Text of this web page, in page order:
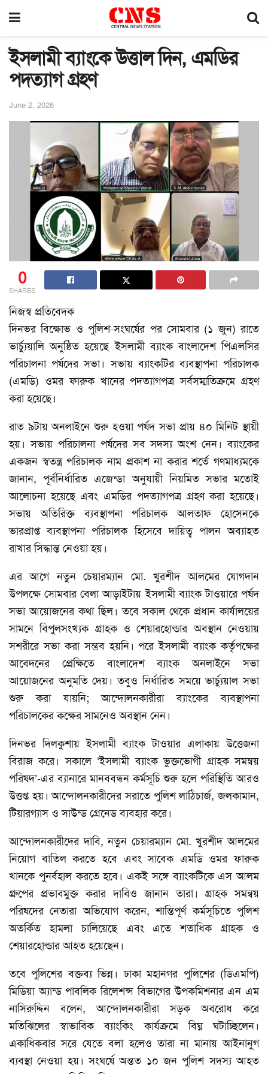
ইসলামী ব্যাংকে উত্তাল দিন, এমডির
পদত্যাগ গ্রহণ
June 2, 2026
0
SHARES
নিজস্ব প্রতিবেদক
দিনভর বিক্ষোভ ও পুলিশ-সংঘর্ষের পর সোমবার (১ জুন) রাতে
ভার্চ্যুয়ালি অনুষ্ঠিত হয়েছে ইসলামী ব্যাংক বাংলাদেশ পিএলসির
পরিচালনা পর্ষদের সভা। সভায় ব্যাংকটির ব্যবস্থাপনা পরিচালক
(এমডি) ওমর ফারুক খানের পদত্যাগপত্র সর্বসম্মতিক্রমে গ্রহণ
করা হয়েছে।
রাত ৯টায় অনলাইনে শুরু হওয়া পর্ষদ সভা প্রায় ৪০ মিনিট স্থায়ী
হয়। সভায় পরিচালনা পর্ষদের সব সদস্য অংশ নেন। ব্যাংকের
একজন স্বতন্ত্র পরিচালক নাম প্রকাশ না করার শর্তে গণমাধ্যমকে
জানান, পূর্বনির্ধারিত এজেন্ডা অনুযায়ী নিয়মিত সভার মতোই
আলোচনা হয়েছে এবং এমডির পদত্যাগপত্র গ্রহণ করা হয়েছে।
সভায় অতিরিক্ত ব্যবস্থাপনা পরিচালক আলতাফ হোসেনকে
ভারপ্রাপ্ত ব্যবস্থাপনা পরিচালক হিসেবে দায়িত্ব পালন অব্যাহত
রাখার সিদ্ধান্ত নেওয়া হয়।
এর আগে নতুন চেয়ারম্যান মো. খুরশীদ আলমের যোগদান
উপলক্ষে সোমবার বেলা আড়াইটায় ইসলামী ব্যাংক টাওয়ারে পর্ষদ
সভা আয়োজনের কথা ছিল। তবে সকাল থেকে প্রধান কার্যালয়ের
সামনে বিপুলসংখ্যক গ্রাহক ও শেয়ারহোল্ডার অবস্থান নেওয়ায়
সশরীরে সভা করা সম্ভব হয়নি। পরে ইসলামী ব্যাংক কর্তৃপক্ষের
আবেদনের প্রেক্ষিতে বাংলাদেশ ব্যাংক অনলাইনে সভা
আয়োজনের অনুমতি দেয়। তবুও নির্ধারিত সময়ে ভার্চ্যুয়াল সভা
শুরু করা যায়নি; আন্দোলনকারীরা ব্যাংকের ব্যবস্থাপনা
পরিচালকের কক্ষের সামনেও অবস্থান নেন।
দিনভর দিলকুশায় ইসলামী ব্যাংক টাওয়ার এলাকায় উত্তেজনা
বিরাজ করে। সকালে ‘ইসলামী ব্যাংক ভুক্তভোগী গ্রাহক সমন্বয়
পরিষদ’-এর ব্যানারে মানববন্ধন কর্মসূচি শুরু হলে পরিস্থিতি আরও
উত্তপ্ত হয়। আন্দোলনকারীদের সরাতে পুলিশ লাঠিচার্জ, জলকামান,
টিয়ারগ্যাস ও সাউন্ড গ্রেনেড ব্যবহার করে।
আন্দোলনকারীদের দাবি, নতুন চেয়ারম্যান মো. খুরশীদ আলমের
নিয়োগ বাতিল করতে হবে এবং সাবেক এমডি ওমর ফারুক
খানকে পুনর্বহাল করতে হবে। একই সঙ্গে ব্যাংকটিকে এস আলম
গ্রুপের প্রভাবমুক্ত করার দাবিও জানান তারা। গ্রাহক সমন্বয়
পরিষদের নেতারা অভিযোগ করেন, শান্তিপূর্ণ কর্মসূচিতে পুলিশ
অতর্কিত হামলা চালিয়েছে এবং এতে শতাধিক গ্রাহক ও
শেয়ারহোল্ডার আহত হয়েছেন।
তবে পুলিশের বক্তব্য ভিন্ন। ঢাকা মহানগর পুলিশের (ডিএমপি)
মিডিয়া অ্যান্ড পাবলিক রিলেশন্স বিভাগের উপকমিশনার এন এম
নাসিরুদ্দিন বলেন, আন্দোলনকারীরা সড়ক অবরোধ করে
মতিঝিলের স্বাভাবিক ব্যাংকিং কার্যক্রমে বিঘ্ন ঘটাচ্ছিলেন।
একাধিকবার সরে যেতে বলা হলেও তারা না মানায় আইনানুগ
ব্যবস্থা নেওয়া হয়। সংঘর্ষে অন্তত ১০ জন পুলিশ সদস্য আহত